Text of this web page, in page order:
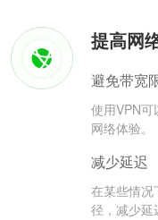
提高网
避免带宽
使用VPN
网络体验。
减少延迟
在某些情况
径，减少延